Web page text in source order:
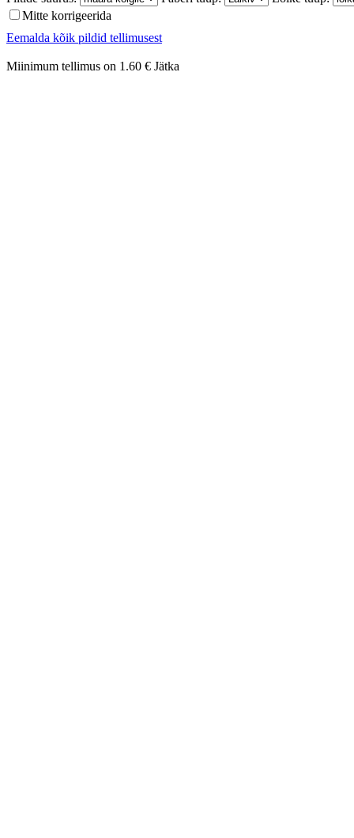
Mitte korrigeerida
Eemalda kõik pildid tellimusest
Miinimum tellimus on 1.60 € Jätka